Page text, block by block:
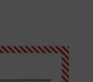
το εργοστάσιο σε